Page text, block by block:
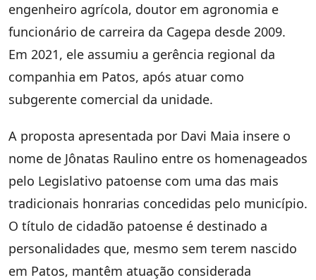
engenheiro agrícola, doutor em agronomia e
funcionário de carreira da Cagepa desde 2009.
Em 2021, ele assumiu a gerência regional da
companhia em Patos, após atuar como
subgerente comercial da unidade.
A proposta apresentada por Davi Maia insere o
nome de Jônatas Raulino entre os homenageados
pelo Legislativo patoense com uma das mais
tradicionais honrarias concedidas pelo município.
O título de cidadão patoense é destinado a
personalidades que, mesmo sem terem nascido
em Patos, mantêm atuação considerada